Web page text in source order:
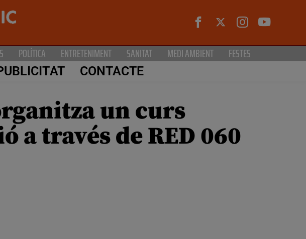
POLÍTICA ENTRETENIMENT SANITAT MEDI AMBIENT FESTES
CONTACTE
un curs
a través de RED 060